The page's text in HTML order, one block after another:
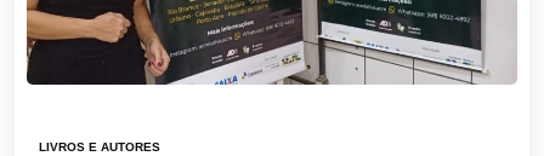
LIVROS E AUTORES